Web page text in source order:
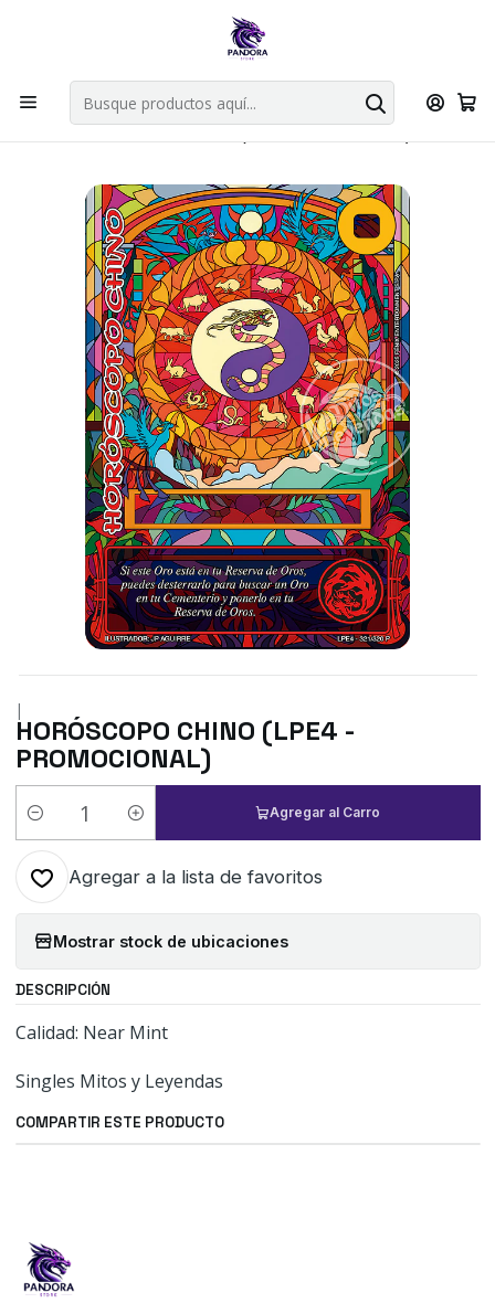
Por compras en cartas singles superiores a 49.990 el envio es
Explorar singles
Inicio Juegos de cartas TCG Mitos y Leyendas TCG
Singles Primera Era MYL Oro
|
HORÓSCOPO CHINO (LPE4 -
PROMOCIONAL)
Cantidad
Agregar al Carro
Agregar a la lista de favoritos
Mostrar stock de ubicaciones
DESCRIPCIÓN
Calidad: Near Mint
Singles Mitos y Leyendas
COMPARTIR ESTE PRODUCTO